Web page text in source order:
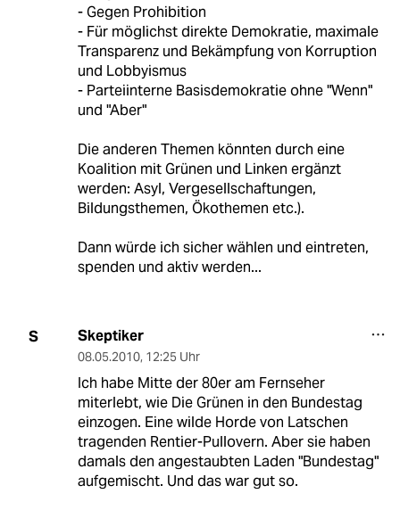
- Gegen Prohibition
- Für möglichst direkte Demokratie, maximale
Transparenz und Bekämpfung von Korruption
und Lobbyismus
- Parteiinterne Basisdemokratie ohne "Wenn"
und "Aber"
Die anderen Themen könnten durch eine
Koalition mit Grünen und Linken ergänzt
werden: Asyl, Vergesellschaftungen,
Bildungsthemen, Ökothemen etc.).
Dann würde ich sicher wählen und eintreten,
spenden und aktiv werden...
S Skeptiker
08.05.2010, 12:25 Uhr
Ich habe Mitte der 80er am Fernseher
miterlebt, wie Die Grünen in den Bundestag
einzogen. Eine wilde Horde von Latschen
tragenden Rentier-Pullovern. Aber sie haben
damals den angestaubten Laden "Bundestag"
aufgemischt. Und das war gut so.